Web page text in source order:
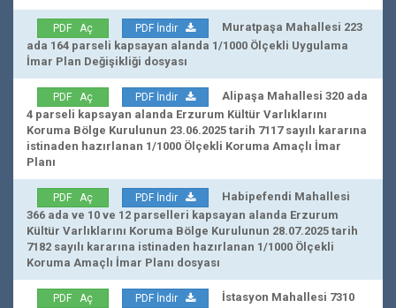
PDF Aç PDF İndir
Muratpaşa Mahallesi 223
ada 164 parseli kapsayan alanda 1/1000 Ölçekli Uygulama
İmar Plan Değişikliği dosyası
PDF Aç PDF İndir
Alipaşa Mahallesi 320 ada
4 parseli kapsayan alanda Erzurum Kültür Varlıklarını
Koruma Bölge Kurulunun 23.06.2025 tarih 7117 sayılı kararına
istinaden hazırlanan 1/1000 Ölçekli Koruma Amaçlı İmar
Planı
PDF Aç PDF İndir
Habipefendi Mahallesi
366 ada ve 10 ve 12 parselleri kapsayan alanda Erzurum
Kültür Varlıklarını Koruma Bölge Kurulunun 28.07.2025 tarih
7182 sayılı kararına istinaden hazırlanan 1/1000 Ölçekli
Koruma Amaçlı İmar Planı dosyası
PDF Aç PDF İndir
İstasyon Mahallesi 7310